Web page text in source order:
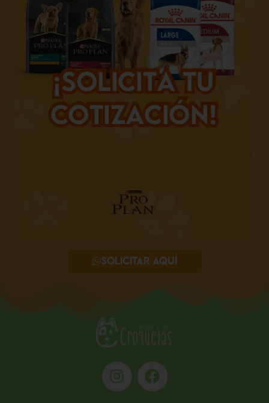
Solicitar aquí